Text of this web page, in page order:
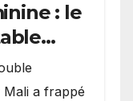
: le
Mali a frappé